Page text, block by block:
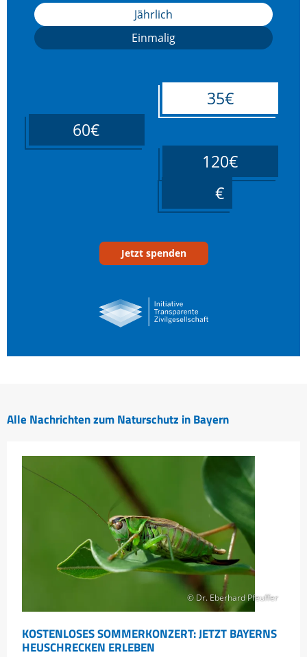
Jährlich
Einmalig
35€
60€
120€
Jetzt spenden
Alle Nachrichten zum Naturschutz in Bayern
© Dr. Eberhard Pfeuffer
KOSTENLOSES SOMMERKONZERT: JETZT BAYERNS
HEUSCHRECKEN ERLEBEN